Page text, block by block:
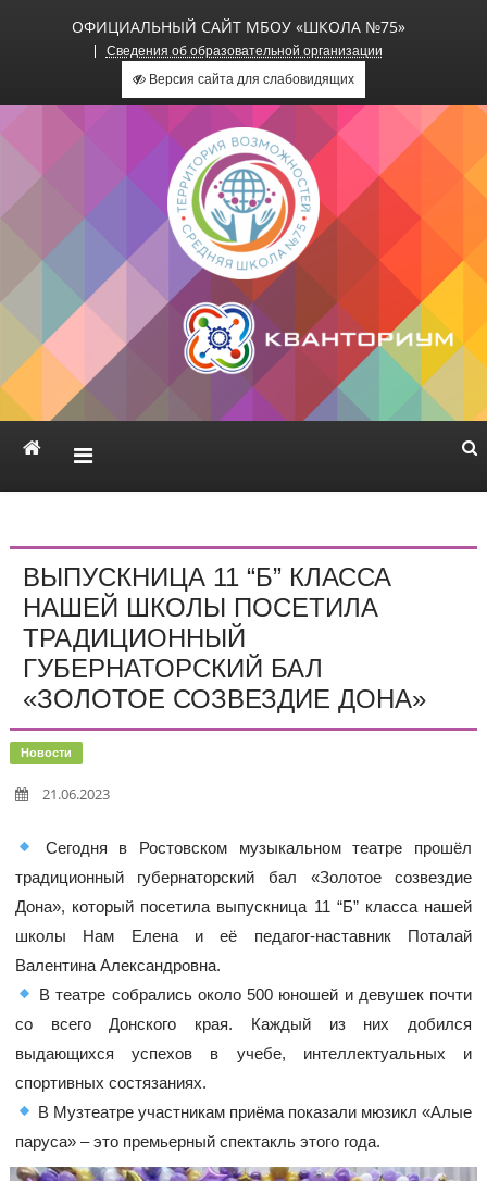
ОФИЦИАЛЬНЫЙ САЙТ МБОУ «ШКОЛА №75»
Сведения об образовательной организации
Версия сайта для слабовидящих
Официальный сайт МБОУ
«Школа №75»
ВЫПУСКНИЦА 11 “Б” КЛАССА
НАШЕЙ ШКОЛЫ ПОСЕТИЛА
ТРАДИЦИОННЫЙ
ГУБЕРНАТОРСКИЙ БАЛ
«ЗОЛОТОЕ СОЗВЕЗДИЕ ДОНА»
Новости
21.06.2023
Сегодня в Ростовском музыкальном театре прошёл
традиционный губернаторский бал «Золотое созвездие
Дона», который посетила выпускница 11 “Б” класса нашей
школы Нам Елена и её педагог-наставник Поталай
Валентина Александровна.
В театре собрались около 500 юношей и девушек почти
со всего Донского края. Каждый из них добился
выдающихся успехов в учебе, интеллектуальных и
спортивных состязаниях.
В Музтеатре участникам приёма показали мюзикл «Алые
паруса» – это премьерный спектакль этого года.